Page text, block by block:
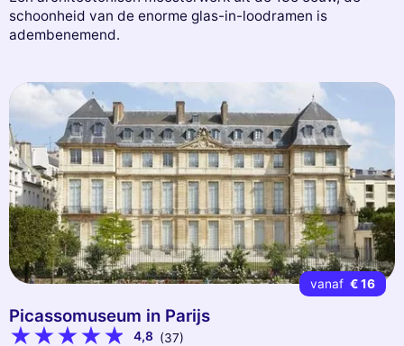
schoonheid van de enorme glas-in-loodramen is
adembenemend.
vanaf € 16
Picassomuseum in Parijs
4,8 (37)